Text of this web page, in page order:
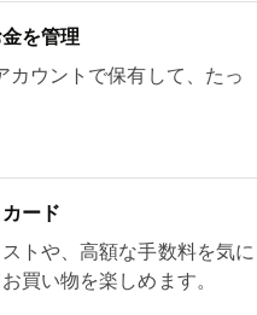
を管理
カウントで保有して、たっ
ード
トや、高額な手数料を気に
買い物を楽しめます。